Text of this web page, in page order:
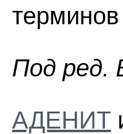
Пoд peд.
АДЕНИТ